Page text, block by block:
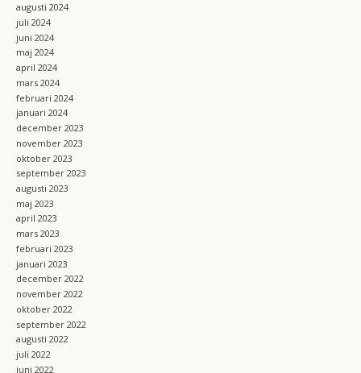
augusti 2024
juli 2024
juni 2024
maj 2024
april 2024
mars 2024
februari 2024
januari 2024
december 2023
november 2023
oktober 2023
september 2023
augusti 2023
maj 2023
april 2023
mars 2023
februari 2023
januari 2023
december 2022
november 2022
oktober 2022
september 2022
augusti 2022
juli 2022
juni 2022